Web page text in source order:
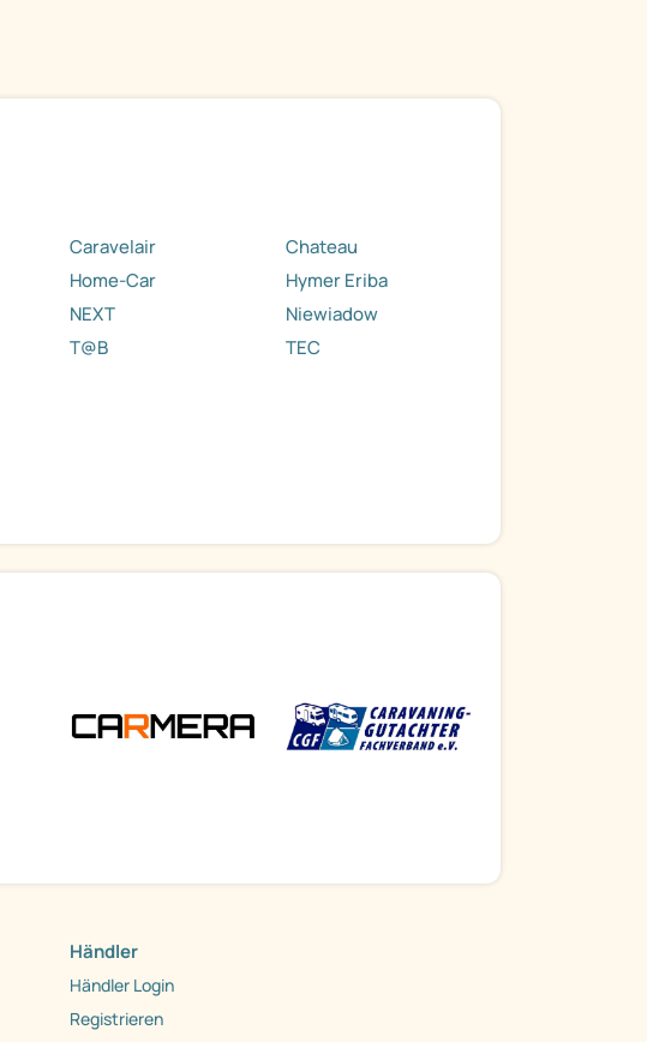
Caravelair
Chateau
Home-Car
Hymer Eriba
NEXT
Niewiadow
T@B
TEC
Händler
Händler Login
Registrieren